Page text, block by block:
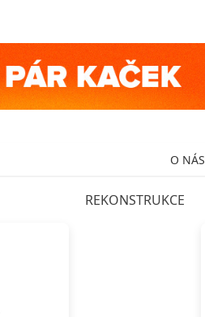
O NÁS
REKONSTRUKCE